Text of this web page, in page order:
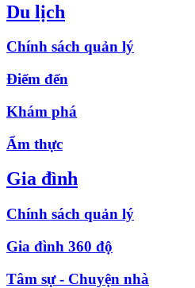
Du lịch
Chính sách quản lý
Điểm đến
Khám phá
Ẩm thực
Gia đình
Chính sách quản lý
Gia đình 360 độ
Tâm sự - Chuyện nhà